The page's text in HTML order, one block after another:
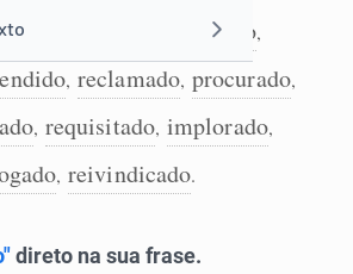
movido,
, reclamado, procurado,
, requisitado, implorado,
, reivindicado.